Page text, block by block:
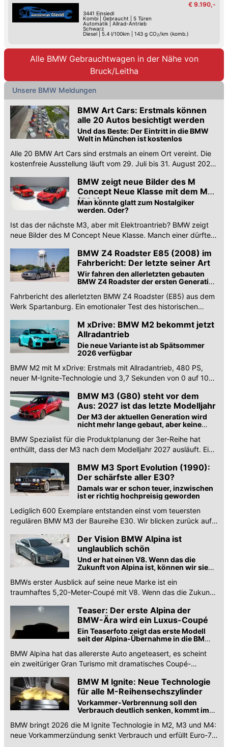
€ 9.190,-
3441 Einsiedl
Kombi| Gebraucht
5 Türen
Automatik| Allrad-Antrieb
Schwarz
Diesel
5.4 l/100km 143 g CO2 /km (komb.)
Alle BMW Gebrauchtwagen in der Nähe von
Bruck/Leitha
Unsere BMW Meldungen
BMW Art Cars: Erstmals können
alle 20 Autos besichtigt werden
Und das Beste: Der Eintritt in die BMW
Welt in München ist kostenlos
Alle 20 BMW Art Cars sind erstmals an einem Ort vereint. Die
kostenfreie Ausstellung läuft vom 29. Juli bis 31. August 2026
BMW zeigt neue Bilder des M
Concept Neue Klasse mit dem M3
(E30)
Man könnte glatt zum Nostalgiker
werden. Oder?
Ist das der nächste M3, aber mit Elektroantrieb? BMW zeigt
neue Bilder des M Concept Neue Klasse. Manch einer dürfte
BMW Z4 Roadster E85 (2008) im
Fahrbericht: Der letzte seiner Art
Wir fahren den allerletzten gebauten
BMW Z4 Roadster der ersten Generation
Fahrbericht des allerletzten BMW Z4 Roadster (E85) aus dem
Werk Spartanburg. Ein emotionaler Test des historischen
M xDrive: BMW M2 bekommt jetzt
Allradantrieb
Die neue Variante ist ab Spätsommer
2026 verfügbar
BMW M2 mit M xDrive: Erstmals mit Allradantrieb, 480 PS,
neuer M-Ignite-Technologie und 3,7 Sekunden von 0 auf 100
BMW M3 (G80) steht vor dem
Aus: 2027 ist das letzte Modelljahr
Der M3 der aktuellen Generation wird
nicht mehr lange gebaut, aber keine
BMW Spezialist für die Produktplanung der 3er-Reihe hat
enthüllt, dass der M3 nach dem Modelljahr 2027 ausläuft. Ein
BMW M3 Sport Evolution (1990):
Der schärfste aller E30?
Damals war er schon teuer, inzwischen
ist er richtig hochpreisig geworden
Lediglich 600 Exemplare entstanden einst vom teuersten
regulären BMW M3 der Baureihe E30. Wir blicken zurück auf
Der Vision BMW Alpina ist
unglaublich schön
Und er hat einen V8. Wenn das die
Zukunft von Alpina ist, können wir sie
BMWs erster Ausblick auf seine neue Marke ist ein
traumhaftes 5,20-Meter-Coupé mit V8. Wenn das die Zukunft
Teaser: Der erste Alpina der
BMW-Ära wird ein Luxus-Coupé
Ein Teaserfoto zeigt das erste Modell
seit der Alpina-Übernahme in die BMW
Luxus-Coupé
BMW Alpina hat das allererste Auto angeteasert, es scheint
ein zweitüriger Gran Turismo mit dramatisches Coupé-
BMW M Ignite: Neue Technologie
für alle M-Reihensechszylinder
Vorkammer-Verbrennung soll den
Verbrauch deutlich senken, kommt im
BMW bringt 2026 die M Ignite Technologie in M2, M3 und M4:
neue Vorkammerzündung senkt Verbrauch und erfüllt Euro-7-